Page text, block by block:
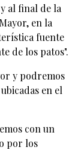
al final de la
en la
fuente
de los patos".
y podremos
en el
con un
por los